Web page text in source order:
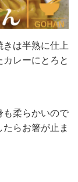
は半熟に仕上
レーにとろと
も柔らかいので
らお箸が止ま